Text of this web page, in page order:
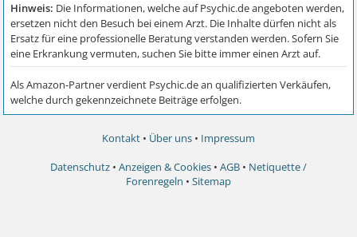
Kontakt • Über uns • Impressum
Datenschutz • Anzeigen & Cookies • AGB • Netiquette /
Forenregeln • Sitemap